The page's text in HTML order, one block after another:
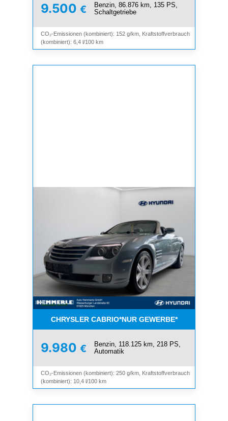
9.500 €
Benzin, 86.876 km, 135 PS,
Schaltgetriebe
CO₂-Emissionen (kombiniert): 152 g/km, Kraftstoffverbrauch
(kombiniert): 6,4 l/100 km
CHRYSLER CABRIO*NUR GEWERBE*
9.980 €
Benzin, 118.125 km, 218 PS,
Automatik
CO₂-Emissionen (kombiniert): 250 g/km, Kraftstoffverbrauch
(kombiniert): 10,4 l/100 km